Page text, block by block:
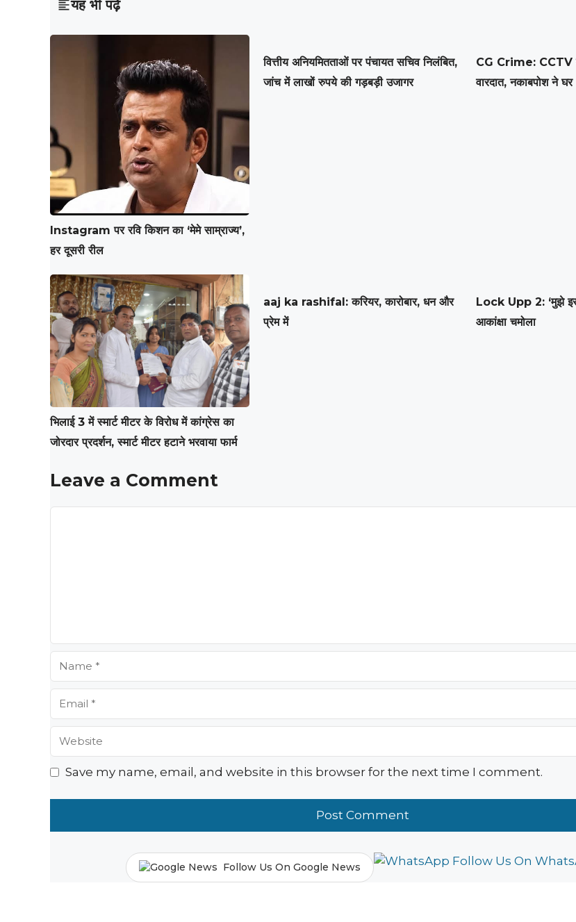
यह भी पढ़ें
Instagram पर रवि किशन का ‘मेमे साम्राज्य’,
हर दूसरी रील
वित्तीय अनियमितताओं पर पंचायत सचिव निलंबित,
जांच में लाखों रुपये की गड़बड़ी उजागर
CG Crime: CCTV
वारदात, नकाबपोश ने घर
भिलाई 3 में स्मार्ट मीटर के विरोध में कांग्रेस का
जोरदार प्रदर्शन, स्मार्ट मीटर हटाने भरवाया फार्म
aaj ka rashifal: करियर, कारोबार, धन और
प्रेम में
Lock Upp 2: ‘मुझे इस
आकांक्षा चमोला
Leave a Comment
Name
Email
Website
Save my name, email, and website in this browser for the next time I comment.
Follow Us On Google News Follow Us On